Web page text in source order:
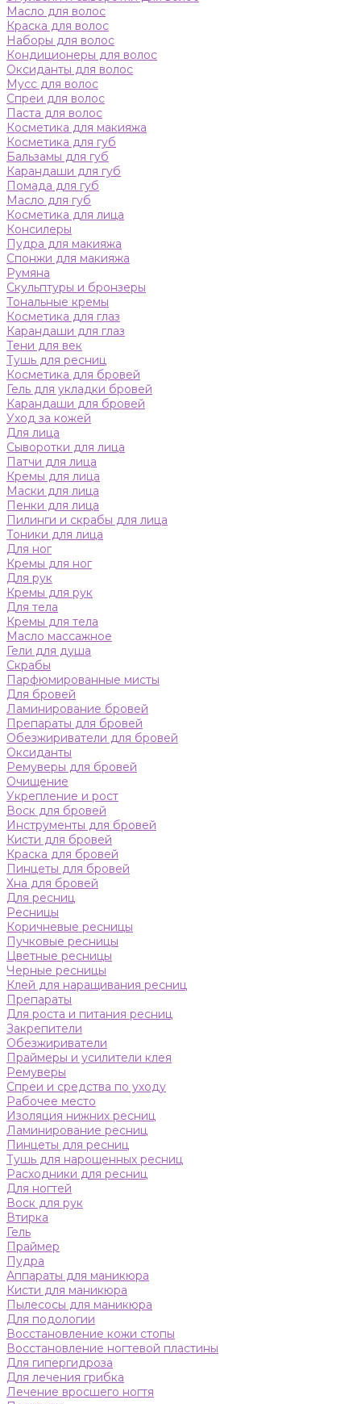
Масло для волос
Краска для волос
Наборы для волос
Кондиционеры для волос
Оксиданты для волос
Мусс для волос
Спреи для волос
Паста для волос
Косметика для макияжа
Косметика для губ
Бальзамы для губ
Карандаши для губ
Помада для губ
Масло для губ
Косметика для лица
Консилеры
Пудра для макияжа
Спонжи для макияжа
Румяна
Скульптуры и бронзеры
Тональные кремы
Косметика для глаз
Карандаши для глаз
Тени для век
Тушь для ресниц
Косметика для бровей
Гель для укладки бровей
Карандаши для бровей
Уход за кожей
Для лица
Сыворотки для лица
Патчи для лица
Кремы для лица
Маски для лица
Пенки для лица
Пилинги и скрабы для лица
Тоники для лица
Для ног
Кремы для ног
Для рук
Кремы для рук
Для тела
Кремы для тела
Масло массажное
Гели для душа
Скрабы
Парфюмированные мисты
Для бровей
Ламинирование бровей
Препараты для бровей
Обезжириватели для бровей
Оксиданты
Ремуверы для бровей
Очищение
Укрепление и рост
Воск для бровей
Инструменты для бровей
Кисти для бровей
Краска для бровей
Пинцеты для бровей
Хна для бровей
Для ресниц
Ресницы
Коричневые ресницы
Пучковые ресницы
Цветные ресницы
Черные ресницы
Клей для наращивания ресниц
Препараты
Для роста и питания ресниц
Закрепители
Обезжириватели
Праймеры и усилители клея
Ремуверы
Спреи и средства по уходу
Рабочее место
Изоляция нижних ресниц
Ламинирование ресниц
Пинцеты для ресниц
Тушь для нарощенных ресниц
Расходники для ресниц
Для ногтей
Воск для рук
Втирка
Гель
Праймер
Пудра
Аппараты для маникюра
Кисти для маникюра
Пылесосы для маникюра
Для подологии
Восстановление кожи стопы
Восстановление ногтевой пластины
Для гипергидроза
Для лечения грибка
Лечение вросшего ногтя